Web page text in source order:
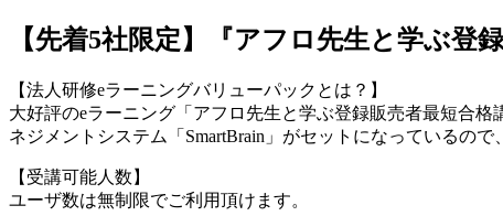
【先着5社限定】『アフロ先生と学ぶ
【法人研修eラーニングバリューパックとは？】
大好評のeラーニング「アフロ先生と学ぶ登録販売者最短合
ネジメントシステム「SmartBrain」がセットになっているの
【受講可能人数】
ユーザ数は無制限でご利用頂けます。